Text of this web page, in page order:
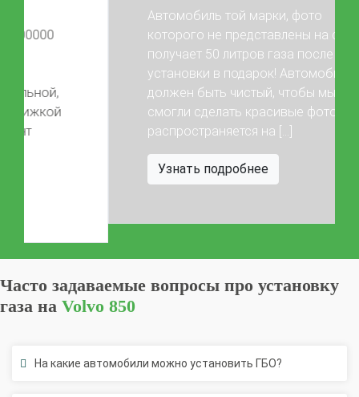
Автомобиль той марки, фото
которого не представлены на сайте,
получает 50 литров газа после
установки в подарок! Автомобиль
должен быть чистый, чтобы мы
смогли сделать красивые фото) Акция
распространяется на […]
Узнать подробнее
Previous Next
Часто задаваемые вопросы про установку
газа наVolvo 850